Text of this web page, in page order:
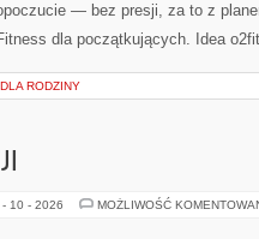
— bez presji, za to z
dla początkujących. Idea
RODZINY
- 10 - 2026 MOŻLIWOŚĆ